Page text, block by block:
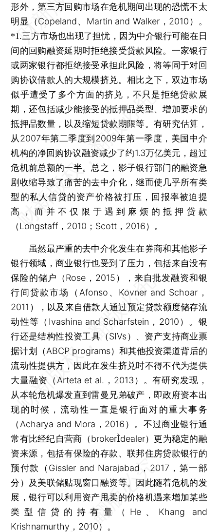
形外，第三方回购市场在危机期间出现的恐慌不太
明显（Copeland、Martin and Walker，2010）。
*1.三方市场也出现了担忧，因为中介银行可能在日
间的回购融资延期时拒绝接受贷款风险。一家银行
或两家银行都拒绝接受承担此风险，将等同于对回
购协议借款人的大规模挤兑。 相比之下，双边市场
似乎遭受了多个方面的挤兑，不只是拒绝贷款展
期，还包括减少能接受的抵押品类型、增加要求的
抵押品数量，以及缩短贷款期限等。有研究估算，
从2007年第二季度到2009年第一季度，美国中介
机构的净回购协议融资减少了约1.3万亿美元，超过
危机前总额的一半。总之，影子银行部门的融资急
剧收缩导致了痛苦的去中介化，继而使几乎所有类
型的私人信贷的资产价格被打压，回报率被迫提
高，而并不仅限于遇到麻烦的抵押贷款
（Longstaff，2010；Scott，2016）。
虽然最严重的去中介化发生在券商和其他影子
银行领域，商业银行也受到了压力，包括来自没有
保险的储户（Rose，2015），来自批发融资和银
行间贷款市场（Afonso、Kovner and Schoar，
2011），以及来自借款人通过预定贷款额度储存流
动性等（Ivashina and Scharfstein，2010）。银
行还是结构性投资工具（SIVs）、资产支持商业票
据计划（ABCP programs）和其他投资渠道背后的
流动性提供方，因此在发生挤兑时不得不代为提供
大量融资（Arteta et al.，2013）。有研究发现，
从本轮危机爆发直到雷曼兄弟破产，即政府资本出
现的时候，流动性一直是银行面对的重大事务
（Acharya and Mora，2016）。不过商业银行通
常有比经纪自营商（brokerdealer）更为稳定的融
资来源，包括有保险的存款、联邦住房贷款银行的
预付款（Gissler and Narajabad，2017，第一部
分）及美联储贴现窗口融资等。因此随着危机的发
展，银行可以利用资产甩卖的价格机遇来增加某些
类型信贷的持有量（He、Khang and
Krishnamurthy，2010）。